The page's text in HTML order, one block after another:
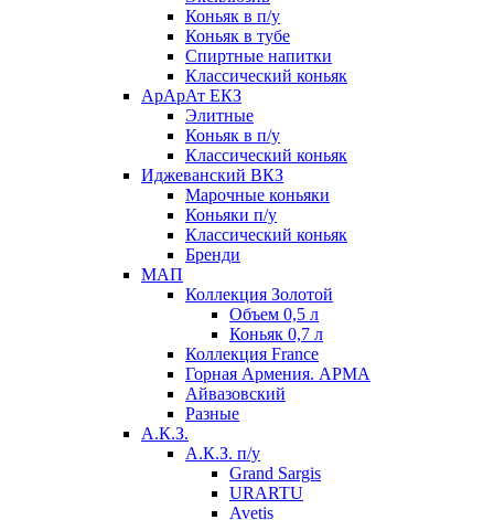
Коньяк в п/у
Коньяк в тубе
Спиртные напитки
Классический коньяк
АрАрАт ЕКЗ
Элитные
Коньяк в п/у
Классический коньяк
Иджеванский ВКЗ
Марочные коньяки
Коньяки п/у
Классический коньяк
Бренди
МАП
Коллекция Золотой
Объем 0,5 л
Коньяк 0,7 л
Коллекция France
Горная Армения. АРМА
Айвазовский
Разные
А.К.З.
А.К.З. п/у
Grand Sargis
URARTU
Avetis